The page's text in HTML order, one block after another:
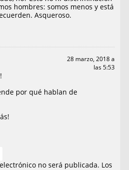
hombres: somos menos y está
Asqueroso.
28 marzo, 2018 a
las 5:53
por qué hablan de
no será publicada. Los